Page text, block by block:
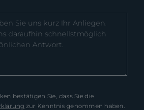
bestätigen Sie, dass Sie die
zur Kenntnis genommen haben.